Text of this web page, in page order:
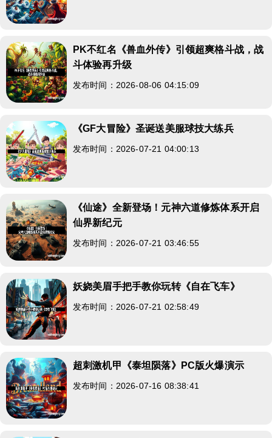
PK不红名《兽血外传》引领超爽格斗战，战
斗体验再升级
发布时间：2026-08-06 04:15:09
《GF大冒险》圣诞送美服球技大练兵
发布时间：2026-07-21 04:00:13
《仙途》全新登场！元神六道修炼体系开启
仙界新纪元
发布时间：2026-07-21 03:46:55
妖娆美眉手把手教你玩转《自在飞车》
发布时间：2026-07-21 02:58:49
超刺激机甲《泰坦陨落》PC版火爆演示
发布时间：2026-07-16 08:38:41